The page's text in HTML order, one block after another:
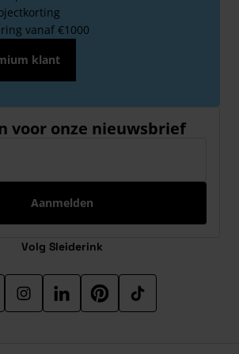
vanaf €1000
klant
voor onze nieuwsbrief
Aanmelden
Volg Sleiderink